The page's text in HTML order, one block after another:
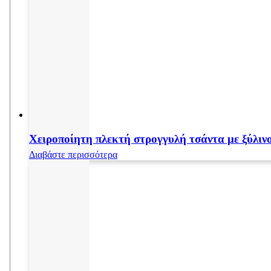
Χειροποίητη πλεκτή στρογγυλή τσάντα με
Διαβάστε περισσότερα